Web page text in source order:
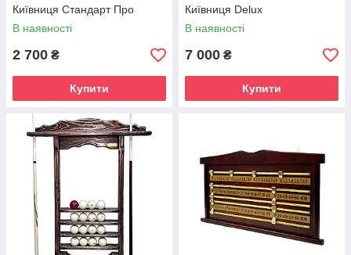
Київниця Стандарт Про
В наявності
2 700 ₴
Купити
Київниця Delux
В наявності
7 000 ₴
Купити